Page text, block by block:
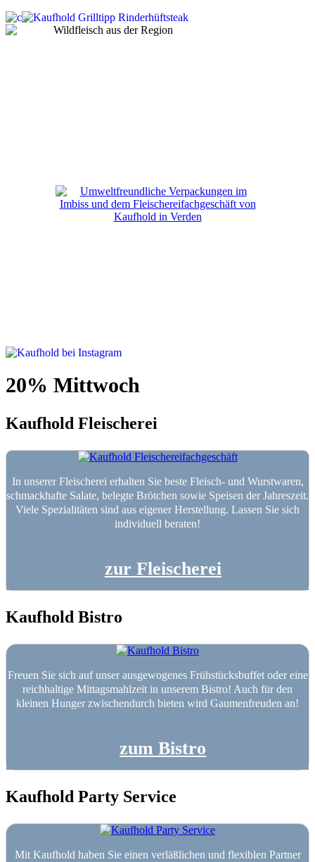
20% Mittwoch
Kaufhold Fleischerei
In unserer Fleischerei erhalten Sie beste Fleisch- und Wurstwaren,
schmackhafte Salate, belegte Brötchen sowie Speisen der Jahreszeit.
Viele Spezialitäten sind aus eigener Herstellung. Lassen Sie sich
individuell beraten!
zur Fleischerei
Kaufhold Bistro
Freuen Sie sich auf unser ausgewogenes Frühstücksbuffet oder eine
reichhaltige Mittagsmahlzeit in unserem Bistro! Auch für den
kleinen Hunger zwischendurch bieten wird Gaumenfreuden an!
zum Bistro
Kaufhold Party Service
Mit Kaufhold haben Sie einen verläßlichen und flexiblen Partner